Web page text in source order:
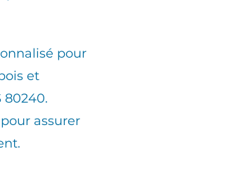
pour
et
80240.
assurer